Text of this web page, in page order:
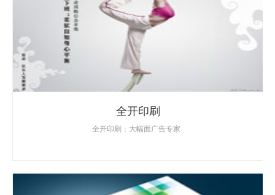
全开印刷
全开印刷：大幅面广告专家